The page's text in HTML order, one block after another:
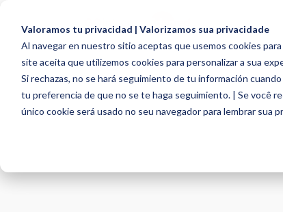
Valoramos tu privacidad | Valorizamos sua privacidade
Al navegar en nuestro sitio aceptas que usemos cookies
site aceita que utilizemos cookies para personalizar a sua
Si rechazas, no se hará seguimiento de tu información
tu preferencia de que no se te haga seguimiento. | Se você
único cookie será usado no seu navegador para lembrar sua